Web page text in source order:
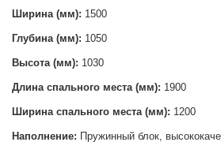
Ширина (мм): 1500
Глубина (мм): 1050
Высота (мм): 1030
Длина спального места (мм): 1900
Ширина спального места (мм): 1200
Наполнение: Пружинный блок,